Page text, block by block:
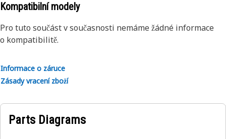
Kompatibilní modely
Pro tuto součást v současnosti nemáme žádné informace
o kompatibilitě.
Informace o záruce
Zásady vracení zboží
Parts Diagrams